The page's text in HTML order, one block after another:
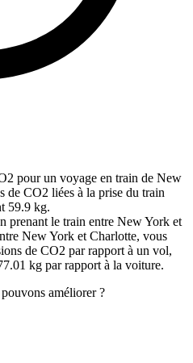
pour un voyage en train de New
de CO2 liées à la prise du train
59.9 kg.
prenant le train entre New York et
New York et Charlotte, vous
de CO2 par rapport à un vol,
kg par rapport à la voiture.
améliorer ?